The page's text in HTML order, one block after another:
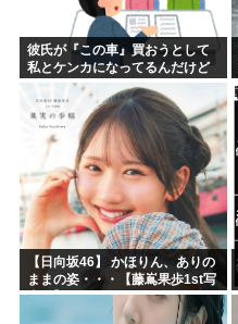
彼氏が『この車』買おうとして
私とケンカになってるんだけど
ｗｗｗｗｗｗ
【日向坂46】 かほりん、ありの
ままの姿・・・【藤嶌果歩1st写
真集】